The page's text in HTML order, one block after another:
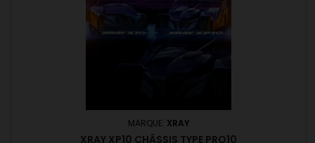
MARQUE: XRAY
XRAY XP10 CHÂSSIS TYPE PRO10